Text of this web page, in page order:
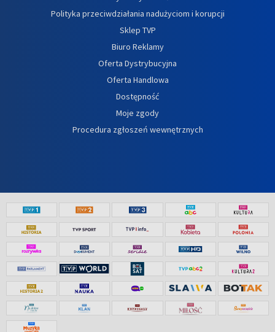
Polityka przeciwdziałania nadużyciom i korupcji
Sklep TVP
Biuro Reklamy
Oferta Dystrybucyjna
Oferta Handlowa
Dostępność
Moje zgody
Procedura zgłoszeń wewnętrznych